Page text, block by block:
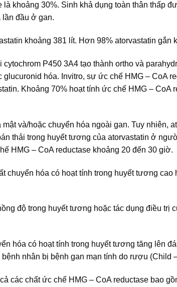
là khoảng 30%. Sinh khả dụng toàn thân thấp
lần đầu ở gan.
khoảng 381 lít. Hơn 98% atorvastatin gắn
P450 3A4 tạo thành ortho và
hóa. Invitro, sự ức chế HMG – CoA
Khoảng 70% hoạt tính ức chế HMG – CoA
và/hoặc chuyển hóa ngoài gan. Tuy nhiên,
thải trong huyết tương của atorvastatin ở
HMG – CoA reductase khoảng 20 đến 30 giờ.
chuyển hóa có hoạt tính trong huyết tương
độ trong huyết tương hoặc tác dụng điều trị
hóa có hoạt tính trong huyết tương tăng lên
nhân bị bệnh gan mạn tính do rượu (Child
các chất ức chế HMG – CoA reductase bao